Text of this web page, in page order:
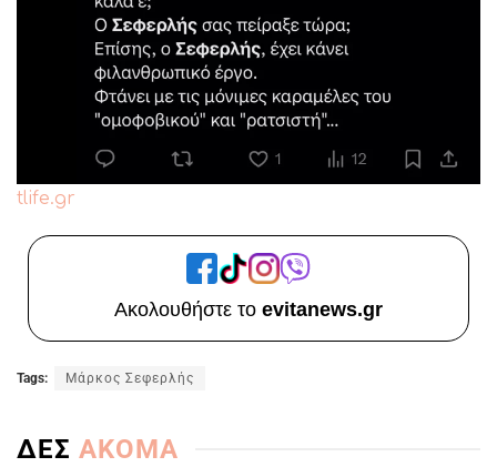
tlife.gr
Ακολουθήστε το evitanews.gr
Tags: Μάρκος Σεφερλής
ΔΕΣ ΑΚΟΜΑ